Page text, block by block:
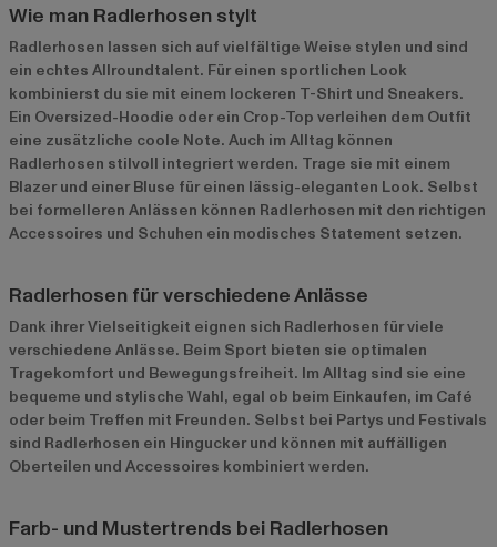
Wie man Radlerhosen stylt
Radlerhosen lassen sich auf vielfältige Weise stylen und sind
ein echtes Allroundtalent. Für einen sportlichen Look
kombinierst du sie mit einem lockeren T-Shirt und Sneakers.
Ein Oversized-Hoodie oder ein Crop-Top verleihen dem Outfit
eine zusätzliche coole Note. Auch im Alltag können
Radlerhosen stilvoll integriert werden. Trage sie mit einem
Blazer und einer Bluse für einen lässig-eleganten Look. Selbst
bei formelleren Anlässen können Radlerhosen mit den richtigen
Accessoires und Schuhen ein modisches Statement setzen.
Radlerhosen für verschiedene Anlässe
Dank ihrer Vielseitigkeit eignen sich Radlerhosen für viele
verschiedene Anlässe. Beim Sport bieten sie optimalen
Tragekomfort und Bewegungsfreiheit. Im Alltag sind sie eine
bequeme und stylische Wahl, egal ob beim Einkaufen, im Café
oder beim Treffen mit Freunden. Selbst bei Partys und Festivals
sind Radlerhosen ein Hingucker und können mit auffälligen
Oberteilen und Accessoires kombiniert werden.
Farb- und Mustertrends bei Radlerhosen